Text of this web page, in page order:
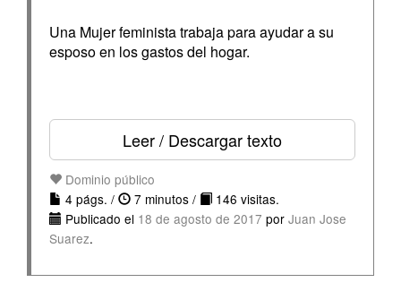
Una Mujer feminista trabaja para ayudar a su
esposo en los gastos del hogar.
Leer / Descargar texto
Dominio público
4 págs. /
7 minutos /
146 visitas.
Publicado el 18 de agosto de 2017 por Juan Jose
Suarez.